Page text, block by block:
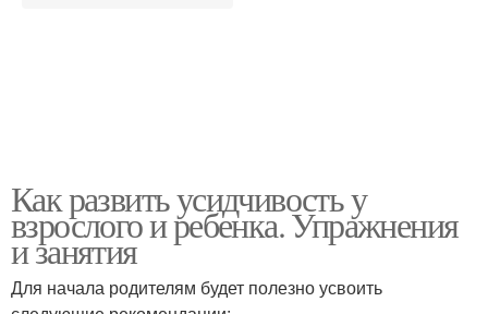
Как развить усидчивость у
взрослого и ребенка. Упражнения
и занятия
Для начала родителям будет полезно усвоить